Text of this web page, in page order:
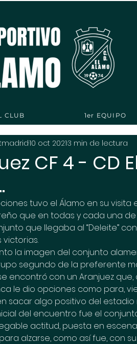
CLUB 1er EQUIPO
CF 4 - CD
10 oct 20213 min de lectura
tuvo el Álamo en su
que en todas y cada una
que llegaba al “Deleite”
victorias.
la imagen del conjunto
segundo de la preferente
encontró con un Aranjuez
le dio opciones como para,
sacar algo positivo del estadio
del encuentro fue el
actitud, puesta en
alzarse, como así fue, con